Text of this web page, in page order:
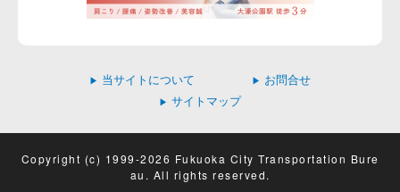
▶ 当サイトについて ▶ お問合せ
▶ サイトマップ
Copyright (c) 1999-2026 Fukuoka City Transportation Bure
au. All rights reserved.